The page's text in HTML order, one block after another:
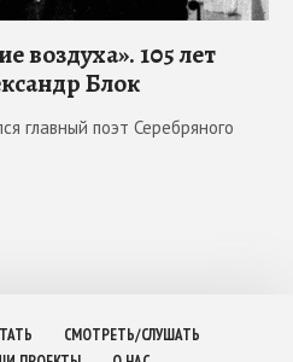
воздуха». 105 лет
Блок
главный поэт Серебряного
СМОТРЕТЬ/СЛУШАТЬ